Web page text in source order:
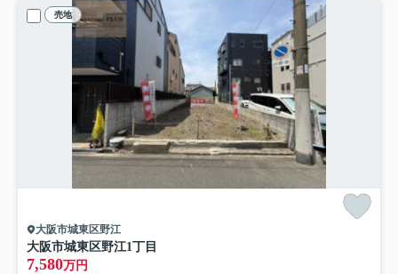
売地
大阪市城東区野江
大阪市城東区野江1丁目
7,580万円